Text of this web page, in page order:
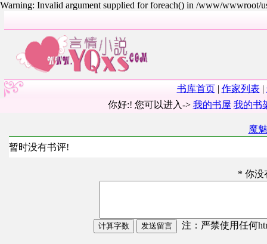
Warning: Invalid argument supplied for foreach() in /www/wwwroot/
书库首页| 作家列表 |
你好:! 您可以进入-> 我的书屋 我的书
魔
暂时没有书评!
* 你没
注：严禁使用任何